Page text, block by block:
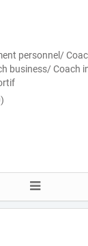
personnel/
business/ Coach